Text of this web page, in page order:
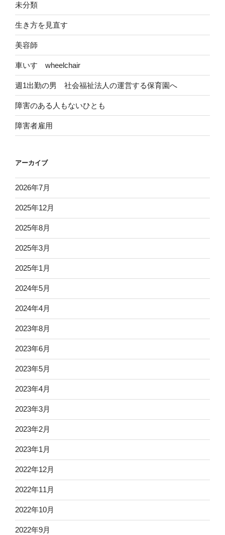
未分類
生き方を見直す
美容師
車いす wheelchair
週1出勤の男 社会福祉法人の運営する保育園へ
障害のある人もないひとも
障害者雇用
アーカイブ
2026年7月
2025年12月
2025年8月
2025年3月
2025年1月
2024年5月
2024年4月
2023年8月
2023年6月
2023年5月
2023年4月
2023年3月
2023年2月
2023年1月
2022年12月
2022年11月
2022年10月
2022年9月